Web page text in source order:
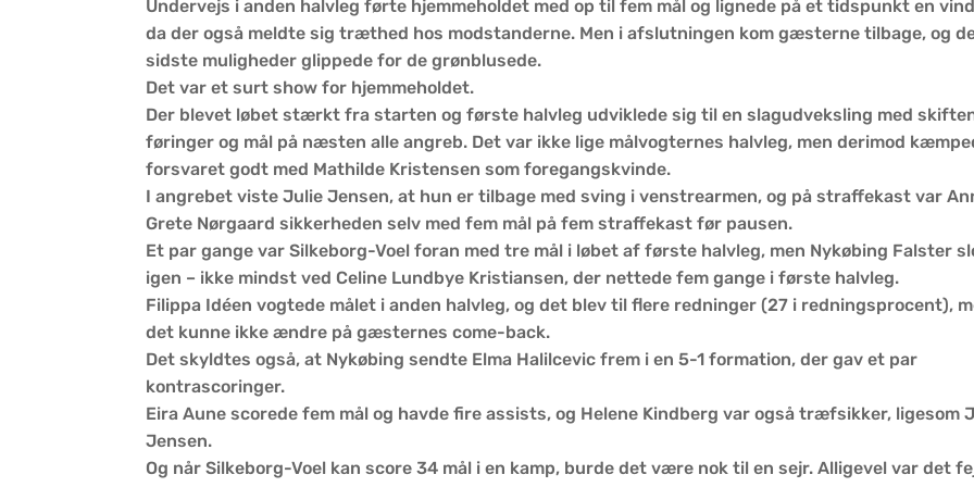
Undervejs i anden halvleg førte hjemmeholdet med op til fem mål og lignede på et tidspunkt en
da der også meldte sig træthed hos modstanderne. Men i afslutningen kom gæsterne tilbage, og
sidste muligheder glippede for de grønblusede.
Det var et surt show for hjemmeholdet.
Der blevet løbet stærkt fra starten og første halvleg udviklede sig til en slagudveksling med
føringer og mål på næsten alle angreb. Det var ikke lige målvogternes halvleg, men derimod
forsvaret godt med Mathilde Kristensen som foregangskvinde.
I angrebet viste Julie Jensen, at hun er tilbage med sving i venstrearmen, og på straffekast var
Grete Nørgaard sikkerheden selv med fem mål på fem straffekast før pausen.
Et par gange var Silkeborg-Voel foran med tre mål i løbet af første halvleg, men Nykøbing Falster
igen – ikke mindst ved Celine Lundbye Kristiansen, der nettede fem gange i første halvleg.
Filippa Idéen vogtede målet i anden halvleg, og det blev til flere redninger (27 i redningsprocent),
det kunne ikke ændre på gæsternes come-back.
Det skyldtes også, at Nykøbing sendte Elma Halilcevic frem i en 5-1 formation, der gav et par
kontrascoringer.
Eira Aune scorede fem mål og havde fire assists, og Helene Kindberg var også træfsikker, ligesom
Jensen.
Og når Silkeborg-Voel kan score 34 mål i en kamp, burde det være nok til en sejr. Alligevel var det